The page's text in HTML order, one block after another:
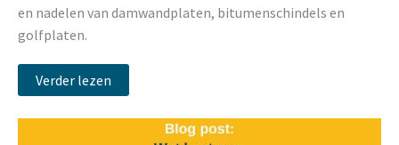
en nadelen van damwandplaten, bitumenschindels en
golfplaten.
Verder lezen